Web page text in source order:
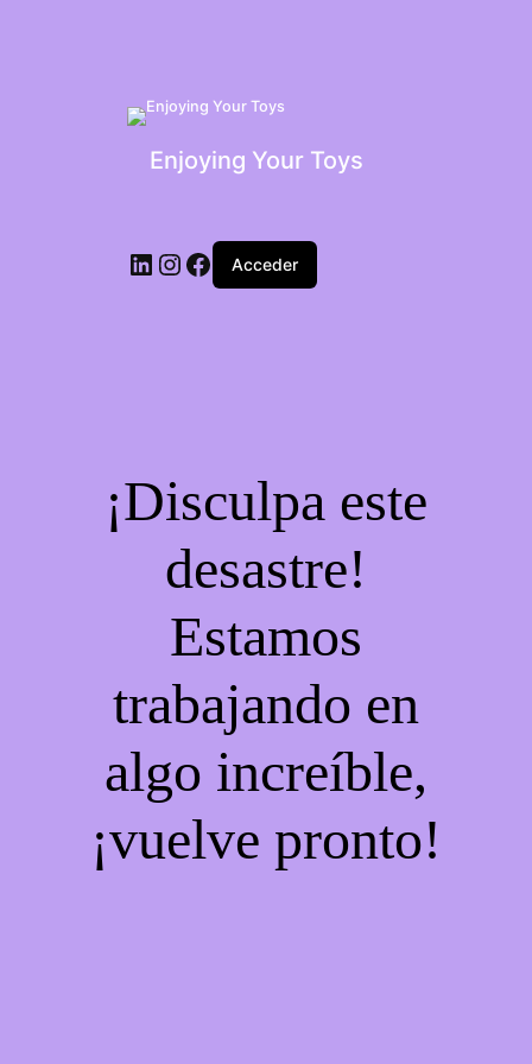
Enjoying Your Toys
Acceder
¡Disculpa este
desastre!
Estamos
trabajando en
algo increíble,
¡vuelve pronto!